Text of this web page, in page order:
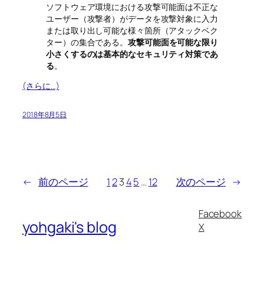
ソフトウェア環境における攻撃可能面は不正な
ユーザー（攻撃者）がデータを攻撃対象に入力
または取り出し可能な様々箇所（アタックベク
ター）の集合である。 攻撃可能面を可能な限り
小さくするのは基本的なセキュリティ対策であ
る。
(さらに…)
2018年8月5日
← 前のページ 12345 … 12 次のページ →
yohgaki's blog
Facebook
X